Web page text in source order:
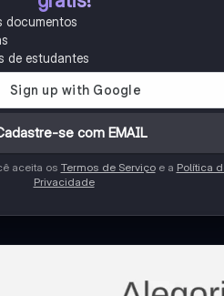
documentos
de estudantes
se com EMAIL
aceita os Termos de Serviçoe a Política
Privacidade